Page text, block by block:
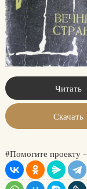
Читать
Скачать
#Помогите проекту